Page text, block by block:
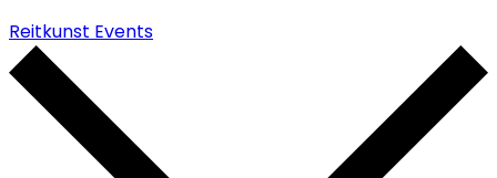
Reitkunst Events